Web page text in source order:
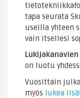
tapa seurata
useilla yhteen
vain itsellesi
on luotu
Vuosittain
myös lukea